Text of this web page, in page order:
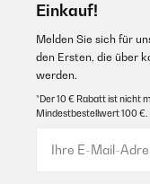
Einkauf!
Melden Sie sich für
den Ersten, die über
werden.
*Der 10 € Rabatt ist nicht
Mindestbestellwert 100 €.